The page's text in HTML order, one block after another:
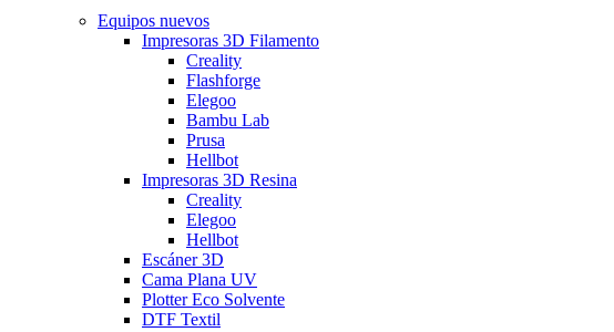
Equipos nuevos
Impresoras 3D Filamento
Creality
Flashforge
Elegoo
Bambu Lab
Prusa
Hellbot
Impresoras 3D Resina
Creality
Elegoo
Hellbot
Escáner 3D
Cama Plana UV
Plotter Eco Solvente
DTF Textil